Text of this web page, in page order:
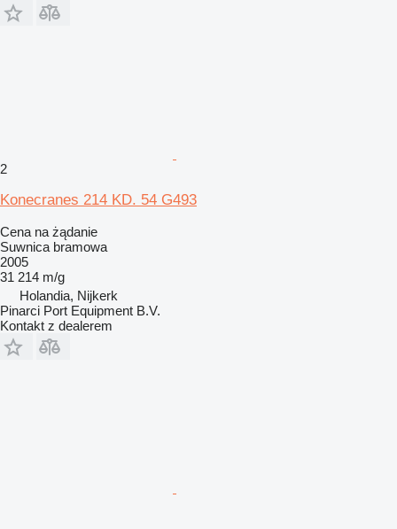
2
Konecranes 214 KD. 54 G493
Cena na żądanie
Suwnica bramowa
2005
31 214 m/g
Holandia, Nijkerk
Pinarci Port Equipment B.V.
Kontakt z dealerem